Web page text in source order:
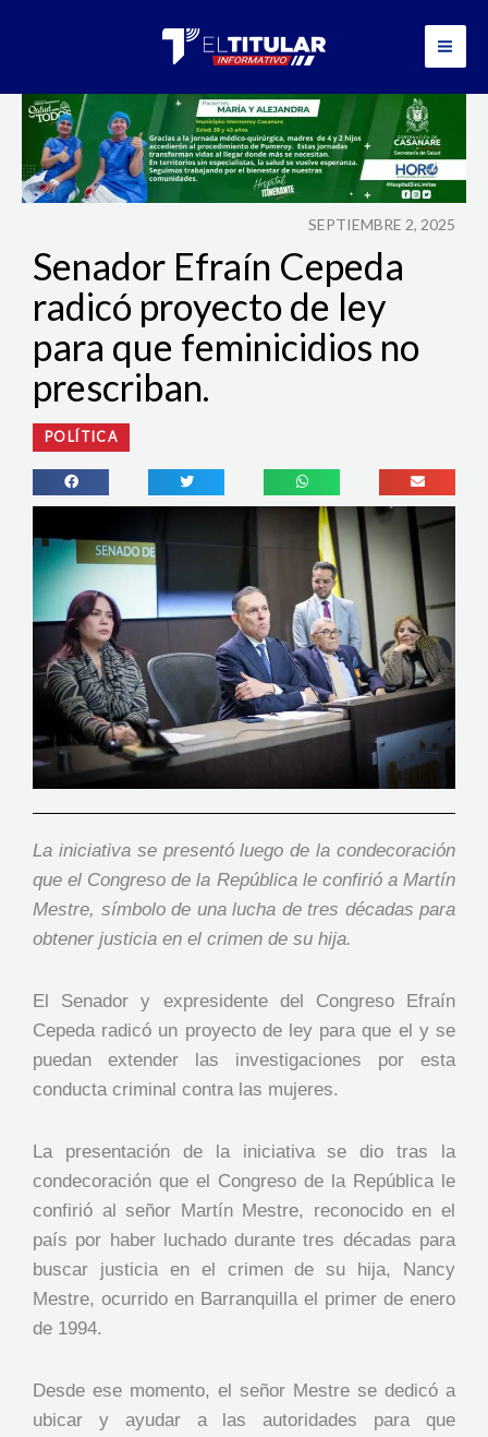
SEPTIEMBRE 2, 2025
Senador Efraín Cepeda
radicó proyecto de ley
para que feminicidios no
prescriban.
POLÍTICA
La iniciativa se presentó luego de la condecoración
que el Congreso de la República le confirió a Martín
Mestre, símbolo de una lucha de tres décadas para
obtener justicia en el crimen de su hija.
El Senador y expresidente del Congreso Efraín
Cepeda radicó un proyecto de ley para que el y se
puedan extender las investigaciones por esta
conducta criminal contra las mujeres.
La presentación de la iniciativa se dio tras la
condecoración que el Congreso de la República le
confirió al señor Martín Mestre, reconocido en el
país por haber luchado durante tres décadas para
buscar justicia en el crimen de su hija, Nancy
Mestre, ocurrido en Barranquilla el primer de enero
de 1994.
Desde ese momento, el señor Mestre se dedicó a
ubicar y ayudar a las autoridades para que